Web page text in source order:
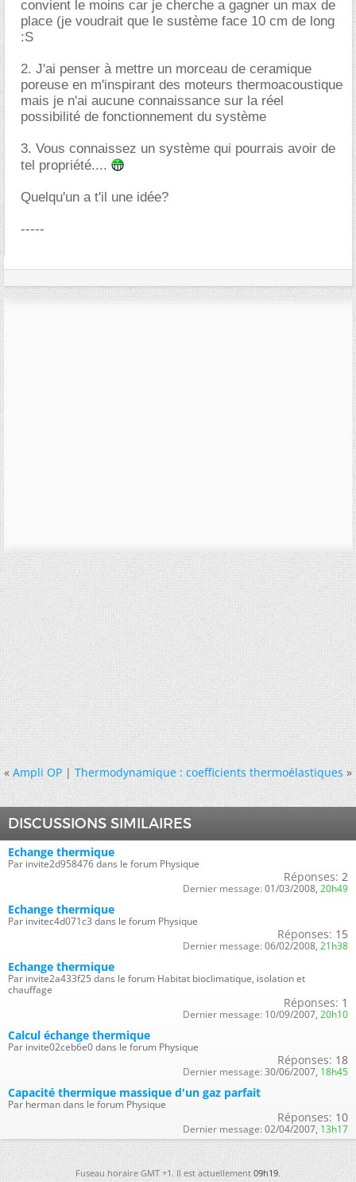
convient le moins car je cherche a gagner un max de
place (je voudrait que le sustème face 10 cm de long
:S
2. J'ai penser à mettre un morceau de ceramique
poreuse en m'inspirant des moteurs thermoacoustique
mais je n'ai aucune connaissance sur la réel
possibilité de fonctionnement du système
3. Vous connaissez un système qui pourrais avoir de
tel propriété....
Quelqu'un a t'il une idée?
-----
« Ampli OP|Thermodynamique : coefficients thermoélastiques »
DISCUSSIONS SIMILAIRES
Echange thermique
Par invite2d958476 dans le forum Physique
Réponses: 2
Dernier message: 01/03/2008, 20h49
Echange thermique
Par invitec4d071c3 dans le forum Physique
Réponses: 15
Dernier message: 06/02/2008, 21h38
Echange thermique
Par invite2a433f25 dans le forum Habitat bioclimatique, isolation et
chauffage
Réponses: 1
Dernier message: 10/09/2007, 20h10
Calcul échange thermique
Par invite02ceb6e0 dans le forum Physique
Réponses: 18
Dernier message: 30/06/2007, 18h45
Capacité thermique massique d'un gaz parfait
Par herman dans le forum Physique
Réponses: 10
Dernier message: 02/04/2007, 13h17
Fuseau horaire GMT +1. Il est actuellement09h19.